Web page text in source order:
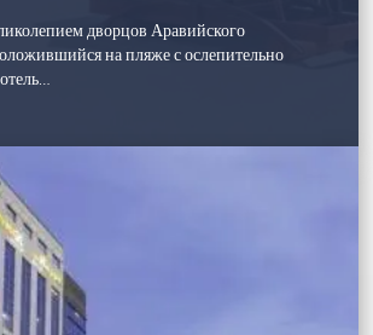
дворцов Аравийского
на пляже с ослепительно